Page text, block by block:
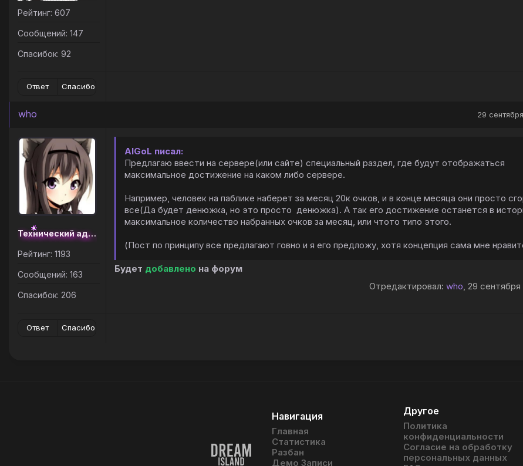
Рейтинг: 607
Сообщений: 147
Спасибок: 92
Ответ Спасибо
who 29
Технический администратор
Рейтинг: 1193
Сообщений: 163
Спасибок: 206
AlGoL писал:
Предлагаю ввести на сервере(или сайте) специальный раздел, где будут отображаться
максимальное достижение на каком либо сервере.
Например, человек на паблике наберет за месяц 20к очков, и в конце месяца они просто
все(Да будет денюжка, но это просто денюжка). А так его достижение останется в
максимальное количество набранных очков за месяц, или чтото типо этого.
(Пост по принципу все предлагают говно и я его предложу, хотя концепция сама мне
Будет добавлено на форум
Отредактировал: who , 29
Ответ Спасибо
Навигация
Главная
Статистика
Разбан
Демо Записи
Другое
Политика
конфиденциальности
Согласие на обработку
персональных данных